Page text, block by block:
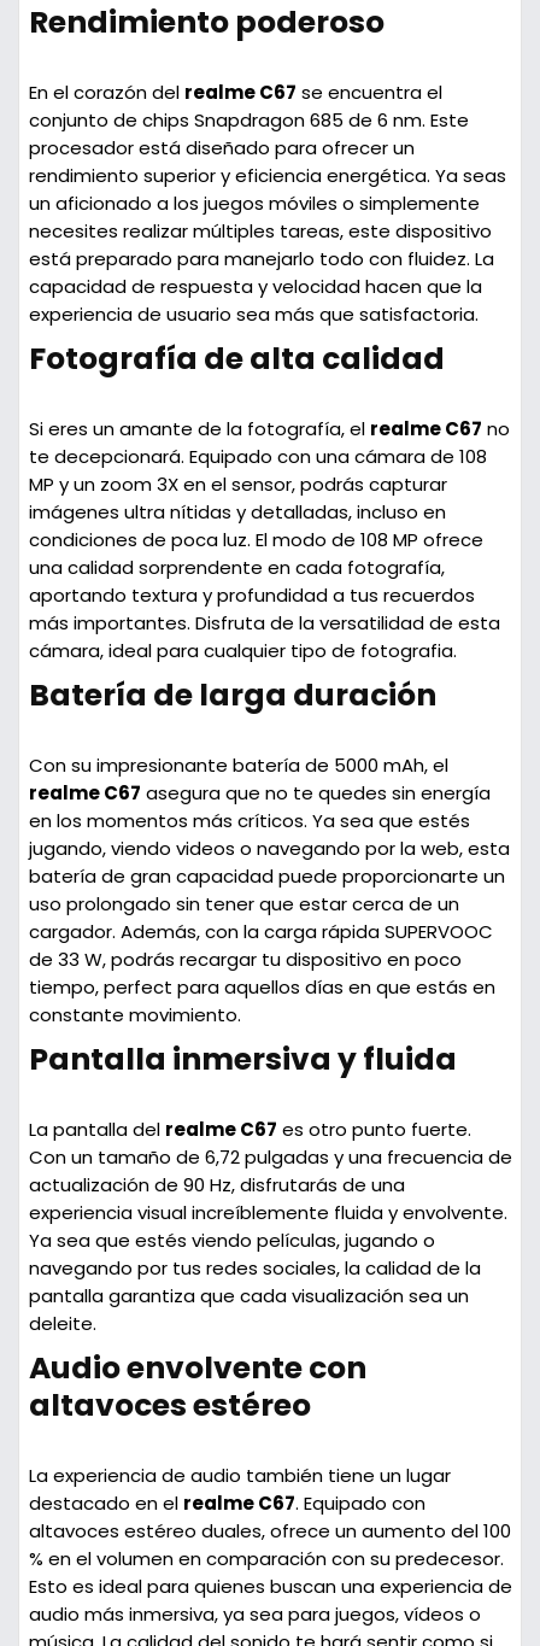
Rendimiento poderoso
En el corazón del realme C67 se encuentra el
conjunto de chips Snapdragon 685 de 6 nm. Este
procesador está diseñado para ofrecer un
rendimiento superior y eficiencia energética. Ya seas
un aficionado a los juegos móviles o simplemente
necesites realizar múltiples tareas, este dispositivo
está preparado para manejarlo todo con fluidez. La
capacidad de respuesta y velocidad hacen que la
experiencia de usuario sea más que satisfactoria.
Fotografía de alta calidad
Si eres un amante de la fotografía, el realme C67 no
te decepcionará. Equipado con unacámara de 108
MP y un zoom 3Xen el sensor, podrás capturar
imágenes ultra nítidas y detalladas, incluso en
condiciones de poca luz. El modo de 108 MP ofrece
una calidad sorprendente en cada fotografía,
aportando textura y profundidad a tus recuerdos
más importantes. Disfruta de la versatilidad de esta
cámara, ideal para cualquier tipo de fotografia.
Batería de larga duración
Con su impresionante batería de 5000 mAh, el
realme C67 asegura que no te quedes sin energía
en los momentos más críticos. Ya sea que estés
jugando, viendo videos o navegando por la web, esta
batería de gran capacidad puede proporcionarte un
uso prolongado sin tener que estar cerca de un
cargador. Además, con lacarga rápida SUPERVOOC
de 33 W, podrás recargar tu dispositivo en poco
tiempo, perfect para aquellos días en que estás en
constante movimiento.
Pantalla inmersiva y fluida
La pantalla del realme C67 es otro punto fuerte.
Con un tamaño de 6,72 pulgadas y una frecuencia de
actualización de 90 Hz, disfrutarás de una
experiencia visual increíblemente fluida y envolvente.
Ya sea que estés viendo películas, jugando o
navegando por tus redes sociales, la calidad de la
pantalla garantiza que cada visualización sea un
deleite.
Audio envolvente con
altavoces estéreo
La experiencia de audio también tiene un lugar
destacado en el realme C67. Equipado con
altavoces estéreo duales, ofrece un aumento del100
% en el volumenen comparación con su predecesor.
Esto es ideal para quienes buscan una experiencia de
audio más inmersiva, ya sea para juegos, vídeos o